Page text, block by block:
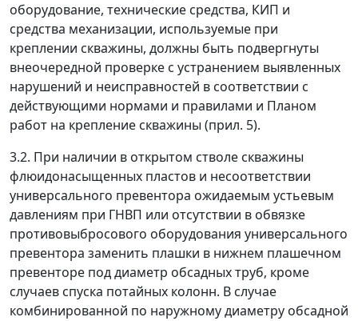
оборудование, технические средства, КИП и
средства механизации, используемые при
креплении скважины, должны быть подвергнуты
внеочередной проверке с устранением выявленных
нарушений и неисправностей в соответствии с
действующими нормами и правилами и Планом
работ на крепление скважины (прил. 5).
3.2. При наличии в открытом стволе скважины
флюидонасыщенных пластов и несоответствии
универсального превентора ожидаемым устьевым
давлениям при ГНВП или отсутствии в обвязке
противовыбросового оборудования универсального
превентора заменить плашки в нижнем плашечном
превенторе под диаметр обсадных труб, кроме
случаев спуска потайных колонн. В случае
комбинированной по наружному диаметру обсадной